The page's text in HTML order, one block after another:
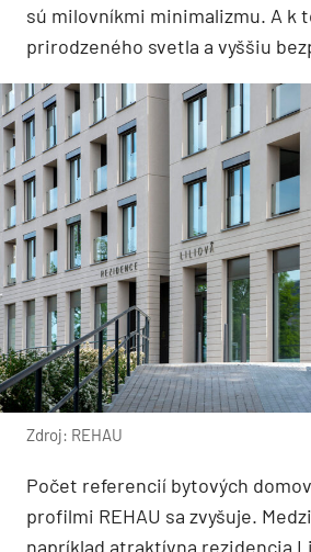
sú milovníkmi minimalizmu. A k
prirodzeného svetla a vyššiu
Zdroj: REHAU
Počet referencií bytových
profilmi REHAU sa zvyšuje.
napríklad atraktívna rezidencia